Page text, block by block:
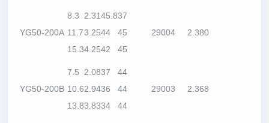
YG50-200A
8.3
11.7
15.3
2.31
3.25
4.25
45.8
44
42
37
45
45
29004 2.380
YG50-200B
7.5
10.6
13.8
2.08
2.94
3.83
37
36
34
44
44
44
29003 2.368